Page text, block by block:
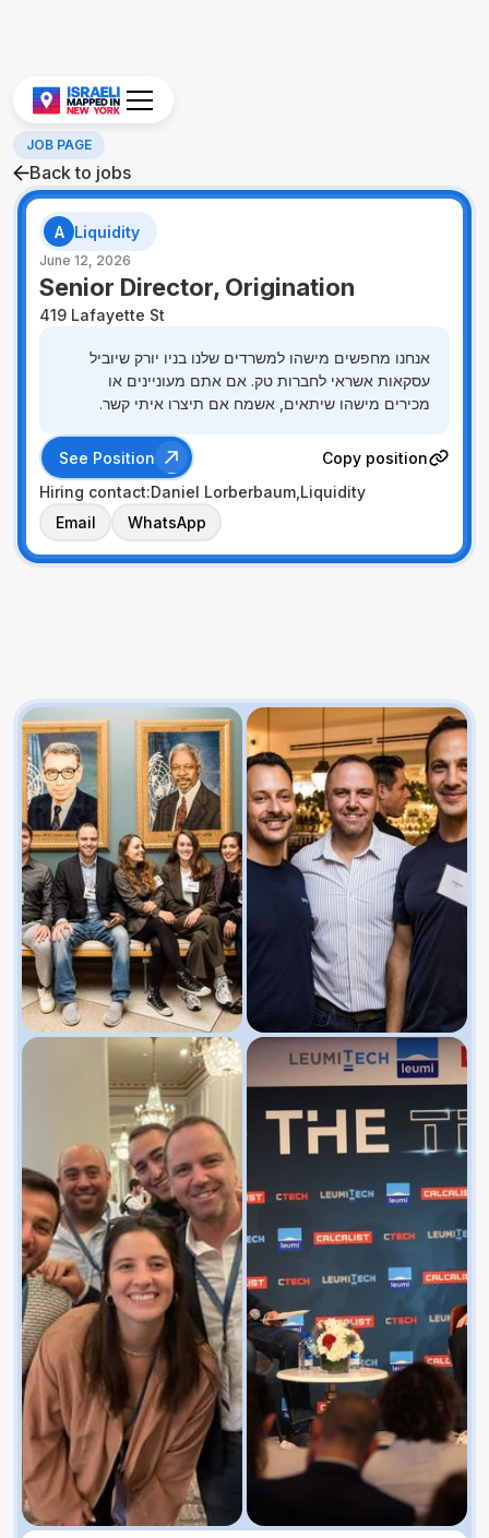
JOB PAGE
Back to jobs
A Liquidity
June 12, 2026
Senior Director, Origination
419 Lafayette St
אנחנו מחפשים מישהו למשרדים שלנו בניו יורק שיוביל
עסקאות אשראי לחברות טק. אם אתם מעוניינים או
מכירים מישהו שיתאים, אשמח אם תיצרו איתי קשר.
See Position
Copy position
Hiring contact:Daniel Lorberbaum Liquidity
Email
WhatsApp